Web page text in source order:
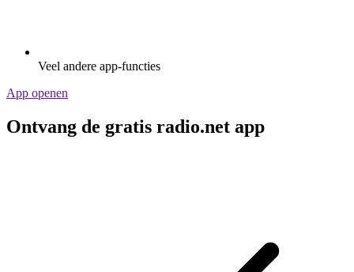
Veel andere app-functies
App openen
Ontvang de gratis radio.net app